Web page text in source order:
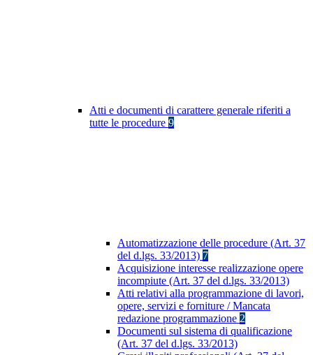
Atti e documenti di carattere generale riferiti a
tutte le procedure 9
Automatizzazione delle procedure (Art. 37
del d.lgs. 33/2013) 7
Acquisizione interesse realizzazione opere
incompiute (Art. 37 del d.lgs. 33/2013)
Atti relativi alla programmazione di lavori,
opere, servizi e forniture / Mancata
redazione programmazione 2
Documenti sul sistema di qualificazione
(Art. 37 del d.lgs. 33/2013)